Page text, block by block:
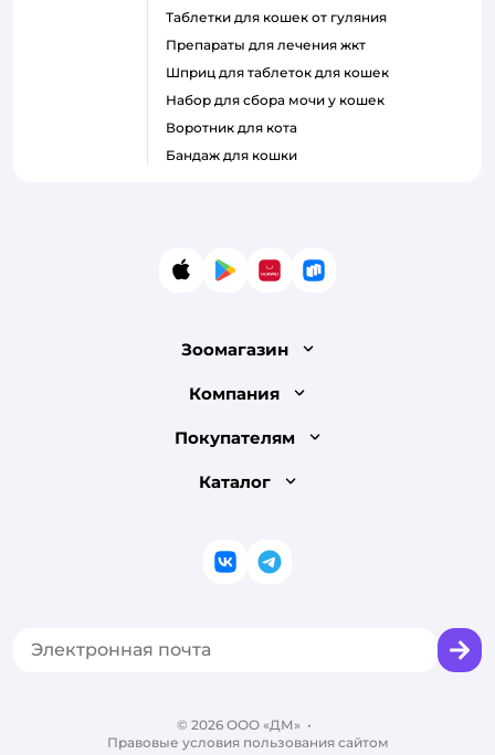
таблетки для кошек от гуляния
препараты для лечения жкт
шприц для таблеток для кошек
набор для сбора мочи у кошек
воротник для кота
бандаж для кошки
App StoreGoogle Play
AppGallery
RuStore
Зоомагазин
Лицензия
Доставка и оплата
Обмен и возврат товара
Политика использования файлов cookie
Компания
О компании
Закупки
Покупателям
Бонусные карты
Оплата Мокка
Блог
Каталог
Корм для кошек
Корм для собак
© 2026 ООО «ДМ» •
Правовые условия пользования сайтом
ВКонтакте
Telegram